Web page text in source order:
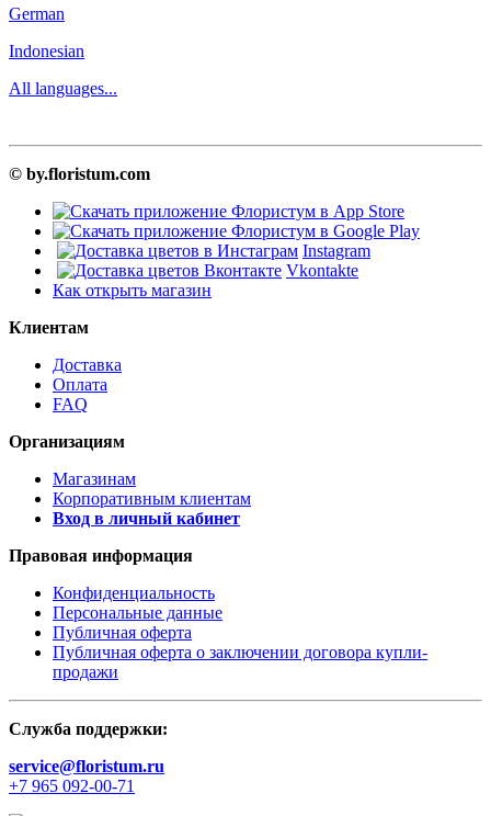
German
Indonesian
All languages...
© by.floristum.com
Instagram
Vkontakte
Как открыть магазин
Клиентам
Доставка
Оплата
FAQ
Организациям
Магазинам
Корпоративным клиентам
Вход в личный кабинет
Правовая информация
Конфиденциальность
Персональные данные
Публичная оферта
Публичная оферта о заключении договора купли-
продажи
Служба поддержки:
service@floristum.ru
+7 965 092-00-71